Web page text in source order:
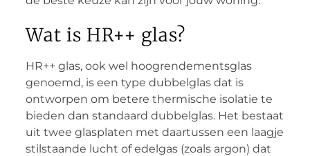
Wat is HR++ glas?
HR++ glas, ook wel hoogrendementsglas
genoemd, is een type dubbelglas dat is
ontworpen om betere thermische isolatie te
bieden dan standaard dubbelglas. Het bestaat
uit twee glasplaten met daartussen een laagje
stilstaande lucht of edelgas (zoals argon) dat